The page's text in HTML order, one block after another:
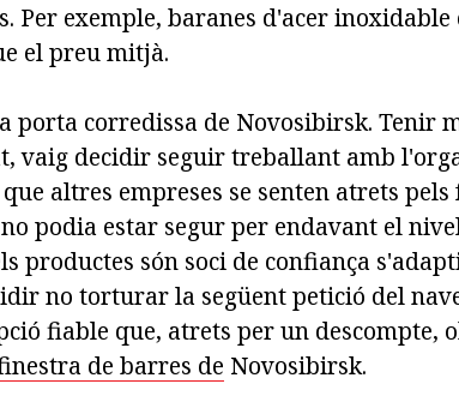
Per exemple, baranes d'acer
el preu mitjà.
porta corredissa de Novosibirsk. Tenir
vaig decidir seguir treballant amb
altres empreses se senten atrets pels
podia estar segur per endavant el
productes són soci de confiança
no torturar la següent petició del
fiable que, atrets per un descompte,
de barres de Novosibirsk.